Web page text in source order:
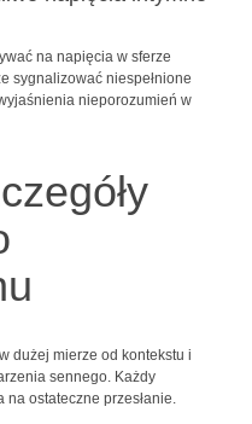
na napięcia w sferze
sygnalizować niespełnione
nieporozumień w
dużej mierze od kontekstu i
sennego. Każdy
na ostateczne przesłanie.